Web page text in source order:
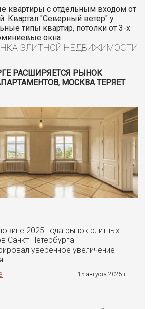
квартиры с отдельным входом от
Квартал "Северный ветер" у
типы квартир, потолки от 3-х
окна
ЭЛИТНОЙ НЕДВИЖИМОСТИ
РАСШИРЯЕТСЯ РЫНОК
МОСКВА ТЕРЯЕТ
2025 года рынок элитных
Санкт-Петербурга
уверенное увеличение
15 августа 2025 г.